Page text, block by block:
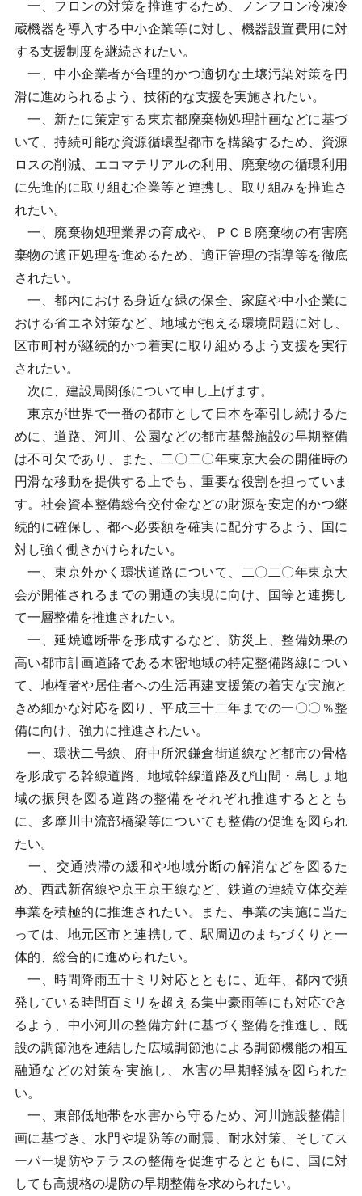
一、フロンの対策を推進するため、ノンフロン冷凍冷
蔵機器を導入する中小企業等に対し、機器設置費用に対
する支援制度を継続されたい。
一、中小企業者が合理的かつ適切な土壌汚染対策を円
滑に進められるよう、技術的な支援を実施されたい。
一、新たに策定する東京都廃棄物処理計画などに基づ
いて、持続可能な資源循環型都市を構築するため、資源
ロスの削減、エコマテリアルの利用、廃棄物の循環利用
に先進的に取り組む企業等と連携し、取り組みを推進さ
れたい。
一、廃棄物処理業界の育成や、ＰＣＢ廃棄物の有害廃
棄物の適正処理を進めるため、適正管理の指導等を徹底
されたい。
一、都内における身近な緑の保全、家庭や中小企業に
おける省エネ対策など、地域が抱える環境問題に対し、
区市町村が継続的かつ着実に取り組めるよう支援を実行
されたい。
次に、建設局関係について申し上げます。
東京が世界で一番の都市として日本を牽引し続けるた
めに、道路、河川、公園などの都市基盤施設の早期整備
は不可欠であり、また、二〇二〇年東京大会の開催時の
円滑な移動を提供する上でも、重要な役割を担っていま
す。社会資本整備総合交付金などの財源を安定的かつ継
続的に確保し、都へ必要額を確実に配分するよう、国に
対し強く働きかけられたい。
一、東京外かく環状道路について、二〇二〇年東京大
会が開催されるまでの開通の実現に向け、国等と連携し
て一層整備を推進されたい。
一、延焼遮断帯を形成するなど、防災上、整備効果の
高い都市計画道路である木密地域の特定整備路線につい
て、地権者や居住者への生活再建支援策の着実な実施と
きめ細かな対応を図り、平成三十二年までの一〇〇％整
備に向け、強力に推進されたい。
一、環状二号線、府中所沢鎌倉街道線など都市の骨格
を形成する幹線道路、地域幹線道路及び山間・島しょ地
域の振興を図る道路の整備をそれぞれ推進するととも
に、多摩川中流部橋梁等についても整備の促進を図られ
たい。
一、交通渋滞の緩和や地域分断の解消などを図るた
め、西武新宿線や京王京王線など、鉄道の連続立体交差
事業を積極的に推進されたい。また、事業の実施に当た
っては、地元区市と連携して、駅周辺のまちづくりと一
体的、総合的に進められたい。
一、時間降雨五十ミリ対応とともに、近年、都内で頻
発している時間百ミリを超える集中豪雨等にも対応でき
るよう、中小河川の整備方針に基づく整備を推進し、既
設の調節池を連結した広域調節池による調節機能の相互
融通などの対策を実施し、水害の早期軽減を図られた
い。
一、東部低地帯を水害から守るため、河川施設整備計
画に基づき、水門や堤防等の耐震、耐水対策、そしてス
ーパー堤防やテラスの整備を促進するとともに、国に対
しても高規格の堤防の早期整備を求められたい。